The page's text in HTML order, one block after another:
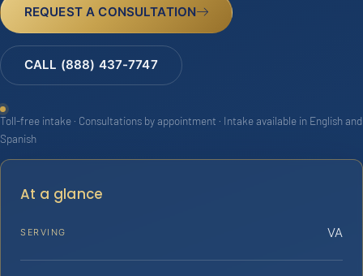
REQUEST A CONSULTATION
CALL (888) 437-7747
Toll-free intake · Consultations by appointment · Intake available in English and
Spanish
At a glance
SERVING VA